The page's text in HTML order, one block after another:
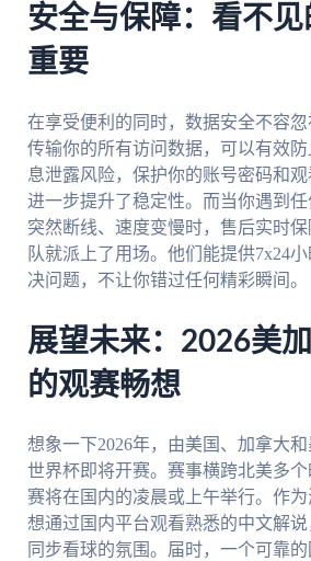
安全与保障：看不
重要
在享受便利的同时，数据安全不容
传输你的所有访问数据，可以有效
息泄露风险，保护你的账号密码和
进一步提升了稳定性。而当你遇到
突然断线、速度变慢时，售后实时
队就派上了用场。他们能提供7x24
决问题，不让你错过任何精彩瞬间。
展望未来：2026美
的观赛畅想
想象一下2026年，由美国、加拿大
世界杯即将开赛。赛事横跨北美多
赛将在国内的凌晨或上午举行。作
想通过国内平台观看熟悉的中文解
同步看球的氛围。届时，一个可靠